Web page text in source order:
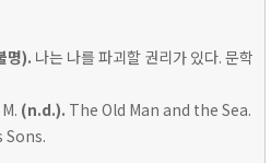
명). 나는 나를 파괴할 권리가 있다. 문학
(n.d.). The Old Man and the Sea.